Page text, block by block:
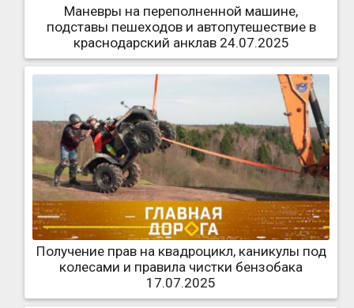
Маневры на переполненной машине,
подставы пешеходов и автопутешествие в
краснодарский анклав 24.07.2025
Получение прав на квадроцикл, каникулы под
колесами и правила чистки бензобака
17.07.2025